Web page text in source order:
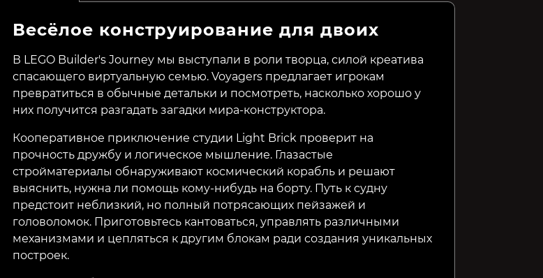
58% 219₽ 63% 79₽ 20% 99₽ 83%
Весёлое конструирование для двоих
В LEGO Builder's Journey мы выступали в роли творца, силой креатива
спасающего виртуальную семью. Voyagers предлагает игрокам
превратиться в обычные детальки и посмотреть, насколько хорошо у
них получится разгадать загадки мира-конструктора.
Кооперативное приключение студии Light Brick проверит на
прочность дружбу и логическое мышление. Глазастые
стройматериалы обнаруживают космический корабль и решают
выяснить, нужна ли помощь кому-нибудь на борту. Путь к судну
предстоит неблизкий, но полный потрясающих пейзажей и
головоломок. Приготовьтесь кантоваться, управлять различными
механизмами и цепляться к другим блокам ради создания уникальных
построек.